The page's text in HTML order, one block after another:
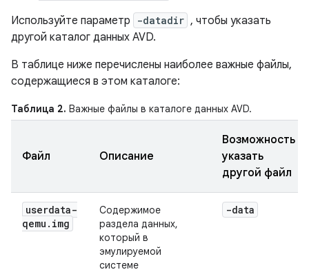
Используйте параметр -datadir , чтобы указать
другой каталог данных AVD.
В таблице ниже перечислены наиболее важные файлы,
содержащиеся в этом каталоге:
Таблица 2. Важные файлы в каталоге данных AVD.
Файл Описание
Возможность
указать
другой файл
userdata-
qemu . img
Содержимое
раздела данных,
который в
эмулируемой
системе
-data